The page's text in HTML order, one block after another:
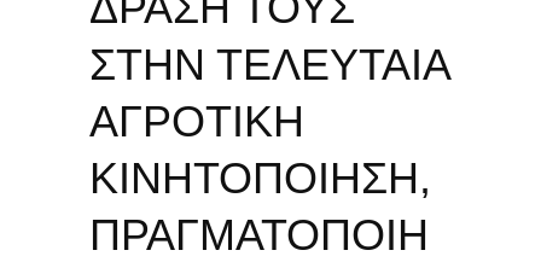
ΣΤΗΝ ΤΕΛΕΥΤΑΙΑ
ΑΓΡΟΤΙΚΗ
ΚΙΝΗΤΟΠΟΙΗΣΗ,
ΠΡΑΓΜΑΤΟΠΟΙΗ